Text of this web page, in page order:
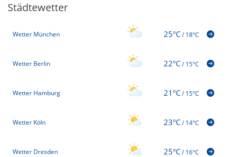
Städtewetter
Wetter München 25°C/18°C
Wetter Berlin 22°C/15°C
Wetter Hamburg 21°C/15°C
Wetter Köln 23°C/14°C
Wetter Dresden 25°C/16°C